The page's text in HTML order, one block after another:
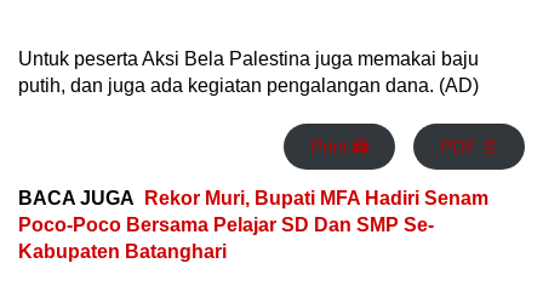
Untuk peserta Aksi Bela Palestina juga memakai baju
putih, dan juga ada kegiatan pengalangan dana. (AD)
Print 🖨 PDF 📄
BACA JUGA
Rekor Muri, Bupati MFA Hadiri Senam
Poco-Poco Bersama Pelajar SD Dan SMP Se-
Kabupaten Batanghari